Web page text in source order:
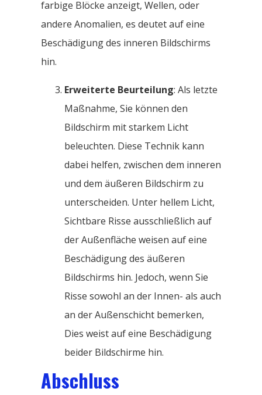
farbige Blöcke anzeigt, Wellen, oder
andere Anomalien, es deutet auf eine
Beschädigung des inneren Bildschirms
hin.
Erweiterte Beurteilung: Als letzte
Maßnahme, Sie können den
Bildschirm mit starkem Licht
beleuchten. Diese Technik kann
dabei helfen, zwischen dem inneren
und dem äußeren Bildschirm zu
unterscheiden. Unter hellem Licht,
Sichtbare Risse ausschließlich auf
der Außenfläche weisen auf eine
Beschädigung des äußeren
Bildschirms hin. Jedoch, wenn Sie
Risse sowohl an der Innen- als auch
an der Außenschicht bemerken,
Dies weist auf eine Beschädigung
beider Bildschirme hin.
Abschluss